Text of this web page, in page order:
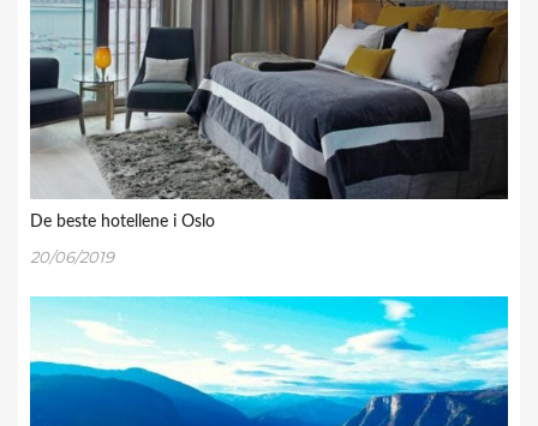
De beste hotellene i Oslo
20/06/2019